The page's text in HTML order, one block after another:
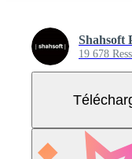
Shahsoft
19 678